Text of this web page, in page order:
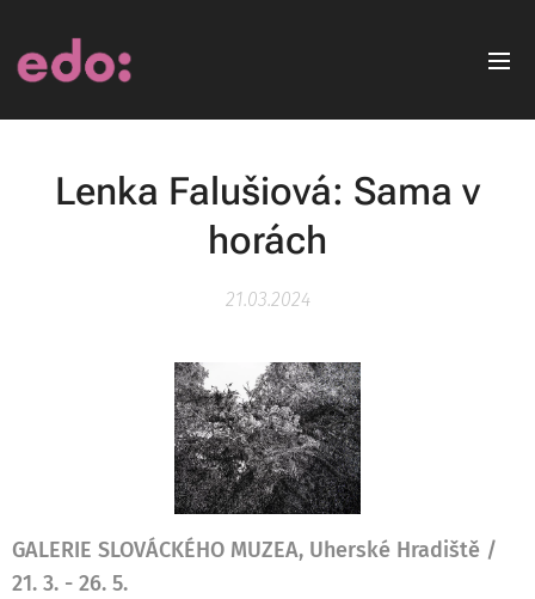
Lenka Falušiová: Sama v
horách
21.03.2024
GALERIE SLOVÁCKÉHO MUZEA, Uherské Hradiště /
21. 3. - 26. 5.